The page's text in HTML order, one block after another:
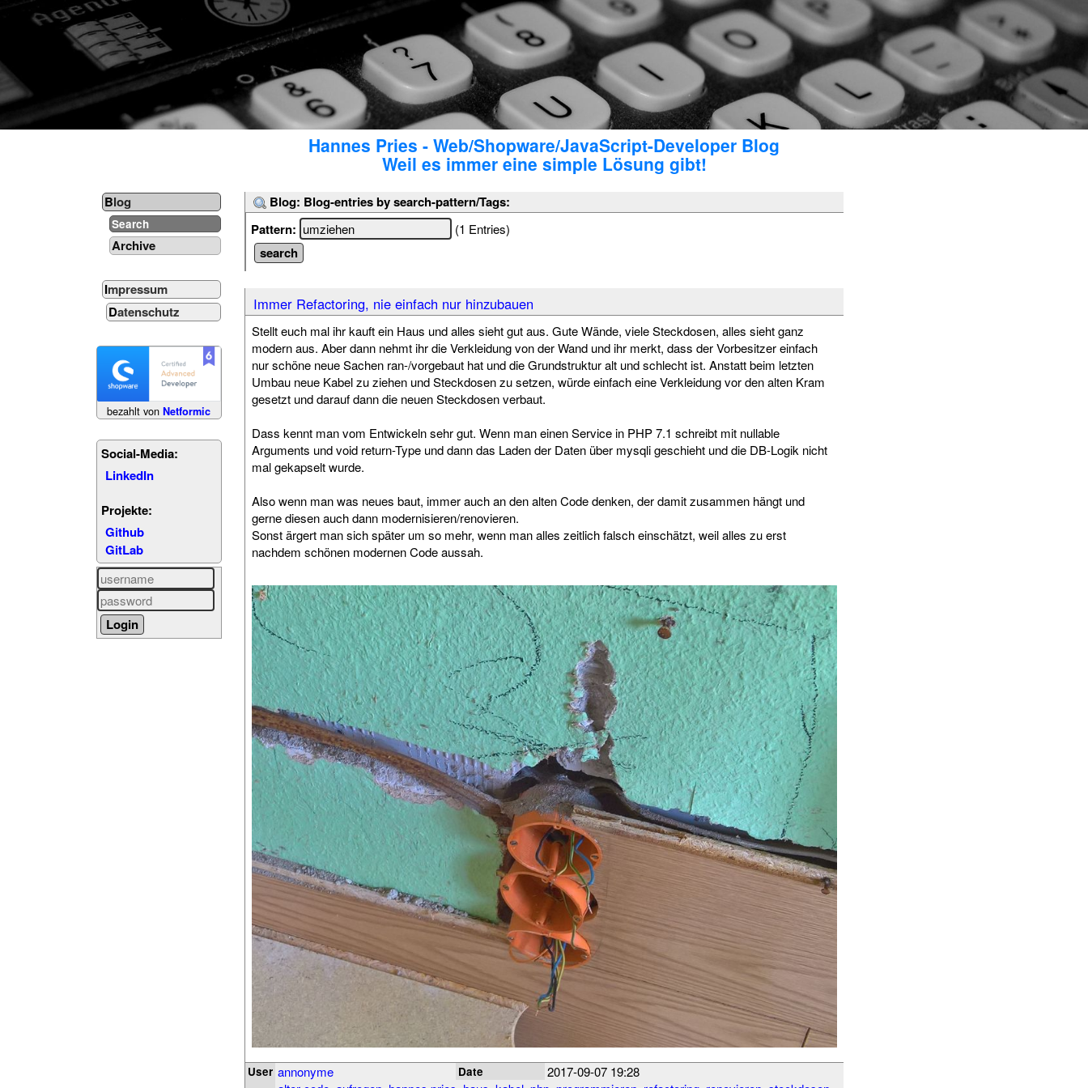
Hannes Pries - Web/Shopware/JavaScript-Developer Blog
Weil es immer eine simple Lösung gibt!
Blog
Search
Archive
Impressum
Datenschutz
bezahlt vonNetformic
Social-Media:
LinkedIn
Projekte:
Github
GitLab
Blog: Blog-entries by search-pattern/Tags:
Pattern:
(1 Entries)
Immer Refactoring, nie einfach nur hinzubauen
Stellt euch mal ihr kauft ein Haus und alles sieht gut aus. Gute Wände, viele Steckdosen, alles sieht ganz
modern aus. Aber dann nehmt ihr die Verkleidung von der Wand und ihr merkt, dass der Vorbesitzer einfach
nur schöne neue Sachen ran-/vorgebaut hat und die Grundstruktur alt und schlecht ist. Anstatt beim letzten
Umbau neue Kabel zu ziehen und Steckdosen zu setzen, würde einfach eine Verkleidung vor den alten Kram
gesetzt und darauf dann die neuen Steckdosen verbaut.
Dass kennt man vom Entwickeln sehr gut. Wenn man einen Service in PHP 7.1 schreibt mit nullable
Arguments und void return-Type und dann das Laden der Daten über mysqli geschieht und die DB-Logik nicht
mal gekapselt wurde.
Also wenn man was neues baut, immer auch an den alten Code denken, der damit zusammen hängt und
gerne diesen auch dann modernisieren/renovieren.
Sonst ärgert man sich später um so mehr, wenn man alles zeitlich falsch einschätzt, weil alles zu erst
nachdem schönen modernen Code aussah.
User annonyme Date
2017-09-07 19:28